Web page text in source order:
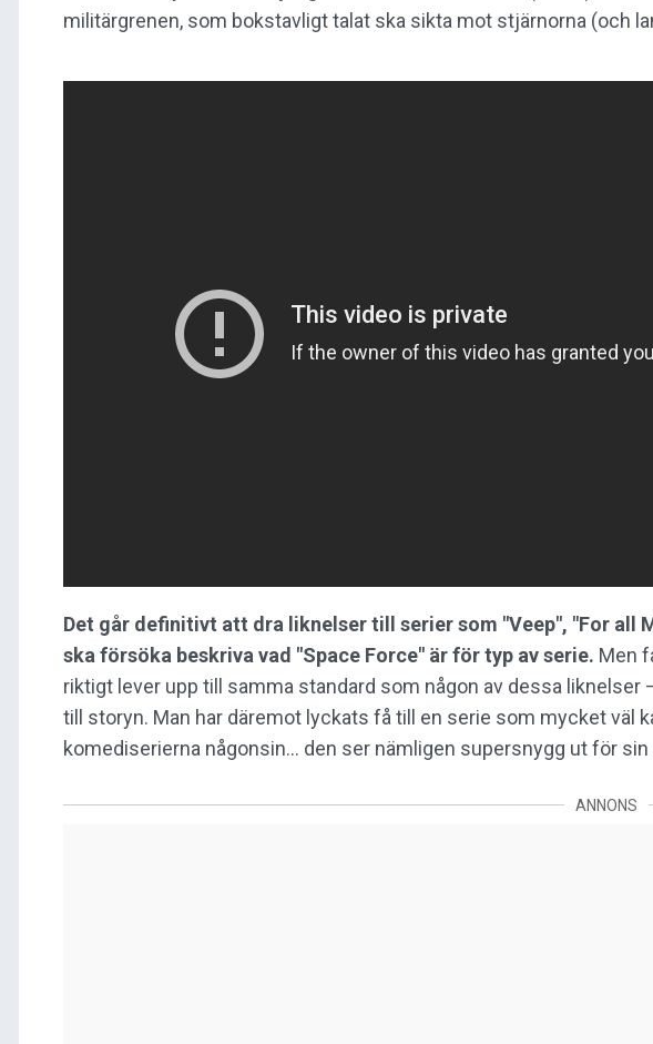
militärgrenen, som bokstavligt talat ska sikta mot stjärnorna (och
Det går definitivt att dra liknelser till serier som "Veep", "For all
ska försöka beskriva vad "Space Force" är för typ av serie. Men
riktigt lever upp till samma standard som någon av dessa
till storyn. Man har däremot lyckats få till en serie som mycket väl
komediserierna någonsin… den ser nämligen supersnygg ut för sin
ANNONS